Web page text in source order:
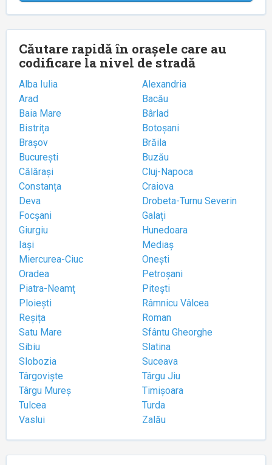
Căutare rapidă în orașele care au
codificare la nivel de stradă
Alba Iulia
Alexandria
Arad
Bacău
Baia Mare
Bârlad
Bistrița
Botoșani
Brașov
Brăila
București
Buzău
Călărași
Cluj-Napoca
Constanța
Craiova
Deva
Drobeta-Turnu Severin
Focșani
Galați
Giurgiu
Hunedoara
Iași
Mediaș
Miercurea-Ciuc
Onești
Oradea
Petroșani
Piatra-Neamț
Pitești
Ploiești
Râmnicu Vâlcea
Reșița
Roman
Satu Mare
Sfântu Gheorghe
Sibiu
Slatina
Slobozia
Suceava
Târgoviște
Târgu Jiu
Târgu Mureș
Timișoara
Tulcea
Turda
Vaslui
Zalău